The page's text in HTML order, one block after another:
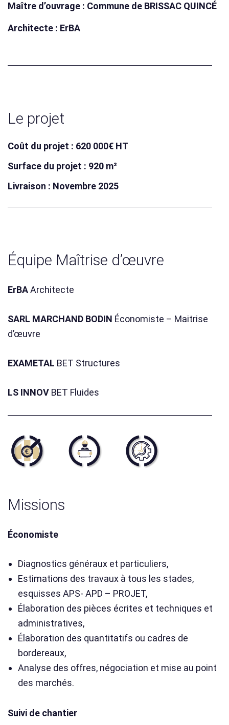
Maître d’ouvrage : Commune de BRISSAC QUINCÉ
Architecte : ErBA
Le projet
Coût du projet : 620 000€ HT
Surface du projet : 920 m²
Livraison : Novembre 2025
Équipe Maîtrise d’œuvre
ErBAArchitecte
SARL MARCHAND BODIN Économiste – Maitrise
d’œuvre
EXAMETAL BET Structures
LS INNOV BET Fluides
Missions
Économiste
Diagnostics généraux et particuliers,
Estimations des travaux à tous les stades,
esquisses APS- APD – PROJET,
Élaboration des pièces écrites et techniques et
administratives,
Élaboration des quantitatifs ou cadres de
bordereaux,
Analyse des offres, négociation et mise au point
des marchés.
Suivi de chantier